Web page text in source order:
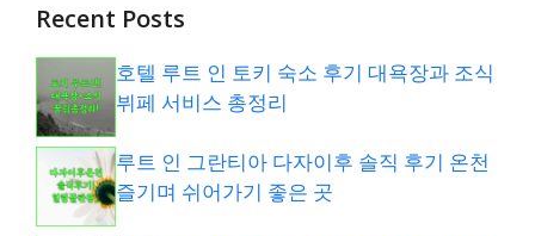
Recent Posts
호텔 루트 인 토키 숙소 후기 대욕장과 조식
뷔페 서비스 총정리
루트 인 그란티아 다자이후 솔직 후기 온천
즐기며 쉬어가기 좋은 곳